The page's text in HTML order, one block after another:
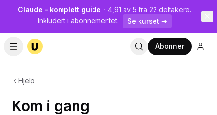
Claude – komplett guide · 4,91 av 5 fra 22 deltakere.
Inkludert i abonnementet.
Se kurset ➔
Abonner
Hjelp
Kom i gang